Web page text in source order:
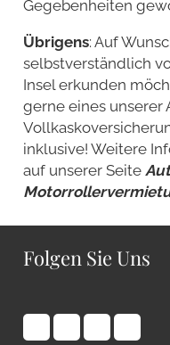
Gegebenheiten
Übrigens: Auf
selbstverständlich
Insel erkunden
gerne eines unserer
inklusive! Weitere
auf unserer Seite
Folgen Sie Uns